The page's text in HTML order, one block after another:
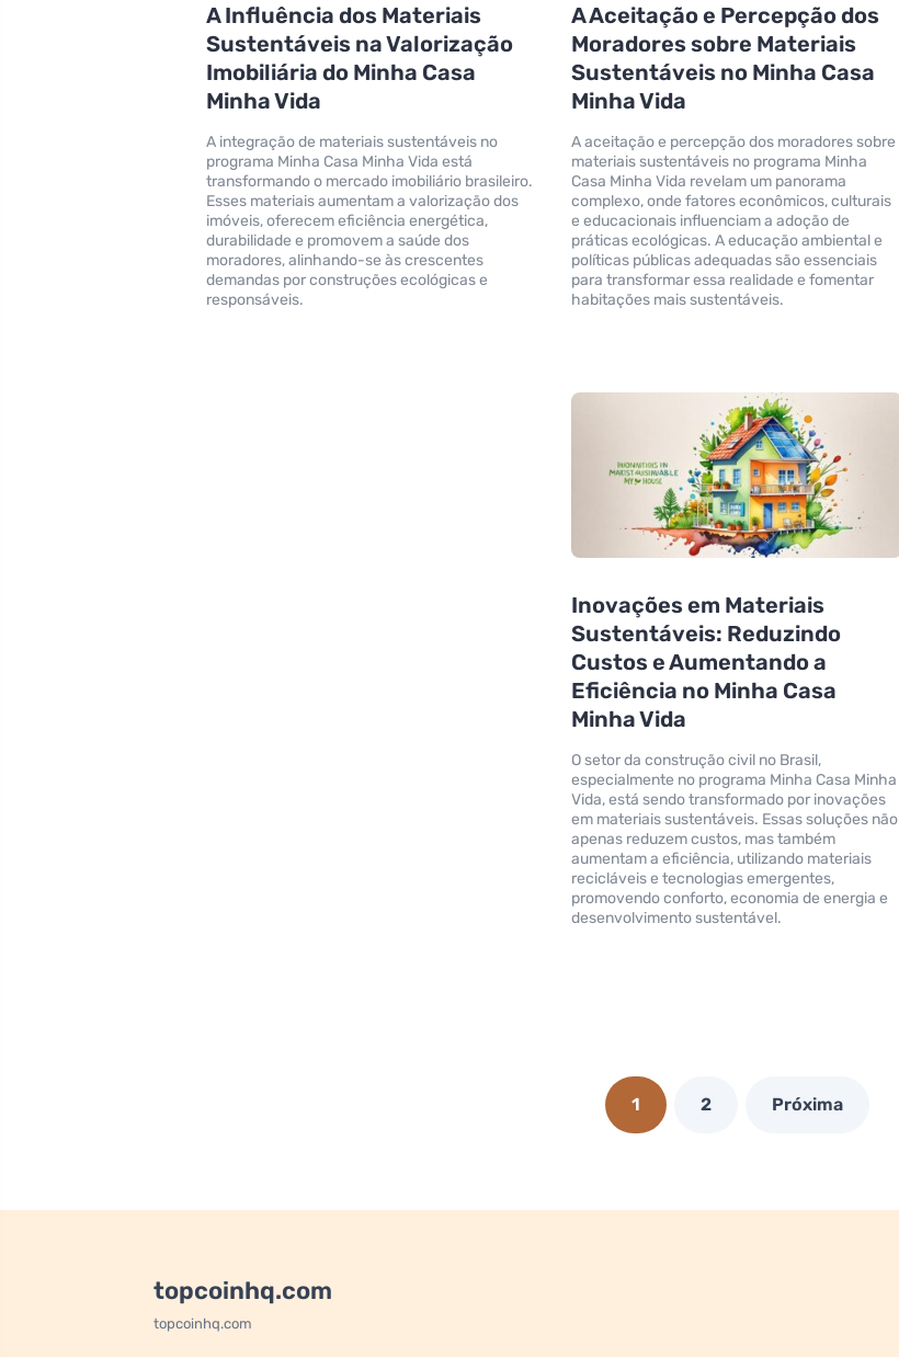
A Influência dos Materiais
Sustentáveis na Valorização
Imobiliária do Minha Casa
Minha Vida
A integração de materiais sustentáveis no
programa Minha Casa Minha Vida está
transformando o mercado imobiliário brasileiro.
Esses materiais aumentam a valorização dos
imóveis, oferecem eficiência energética,
durabilidade e promovem a saúde dos
moradores, alinhando-se às crescentes
demandas por construções ecológicas e
responsáveis.
A Aceitação e Percepção dos
Moradores sobre Materiais
Sustentáveis no Minha Casa
Minha Vida
A aceitação e percepção dos moradores sobre
materiais sustentáveis no programa Minha
Casa Minha Vida revelam um panorama
complexo, onde fatores econômicos, culturais
e educacionais influenciam a adoção de
práticas ecológicas. A educação ambiental e
políticas públicas adequadas são essenciais
para transformar essa realidade e fomentar
habitações mais sustentáveis.
Inovações em Materiais
Sustentáveis: Reduzindo
Custos e Aumentando a
Eficiência no Minha Casa
Minha Vida
O setor da construção civil no Brasil,
especialmente no programa Minha Casa Minha
Vida, está sendo transformado por inovações
em materiais sustentáveis. Essas soluções não
apenas reduzem custos, mas também
aumentam a eficiência, utilizando materiais
recicláveis e tecnologias emergentes,
promovendo conforto, economia de energia e
desenvolvimento sustentável.
1 2 Próxima
topcoinhq.com
topcoinhq.com